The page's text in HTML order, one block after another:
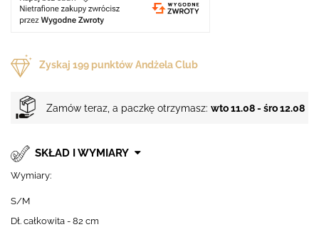
Zyskaj 199 punktów Andżela Club
Zamów teraz, a paczkę otrzymasz: wto 11.08 - śro 12.08
SKŁAD I WYMIARY
Wymiary:
S/M
Dł. całkowita - 82 cm